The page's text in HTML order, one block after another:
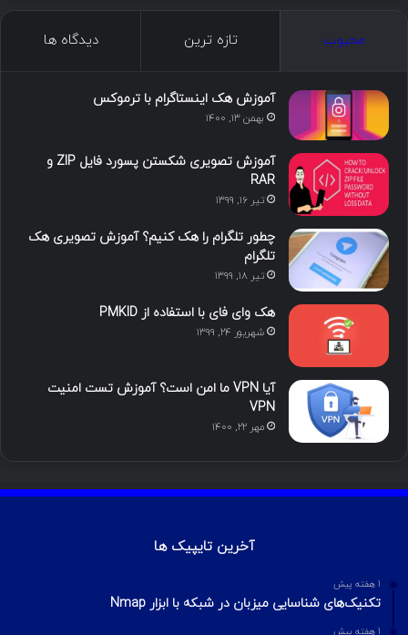
محبوب تازه ترین دیدگاه ها
آموزش هک اینستاگرام با ترموکس
بهمن ۱۳, ۱۴۰۰
آموزش تصویری شکستن پسورد فایل ZIP و
RAR
تیر ۱۶, ۱۳۹۹
چطور تلگرام را هک کنیم؟ آموزش تصویری هک
تلگرام
تیر ۱۸, ۱۳۹۹
هک وای فای با استفاده از PMKID
شهریور ۲۴, ۱۳۹۹
آیا VPN ما امن است؟ آموزش تست امنیت
VPN
مهر ۲۲, ۱۴۰۰
آخرین تایپیک ها
1 هفته پیش
تکنیک‌های شناسایی میزبان در شبکه با ابزار Nmap
1 هفته پیش